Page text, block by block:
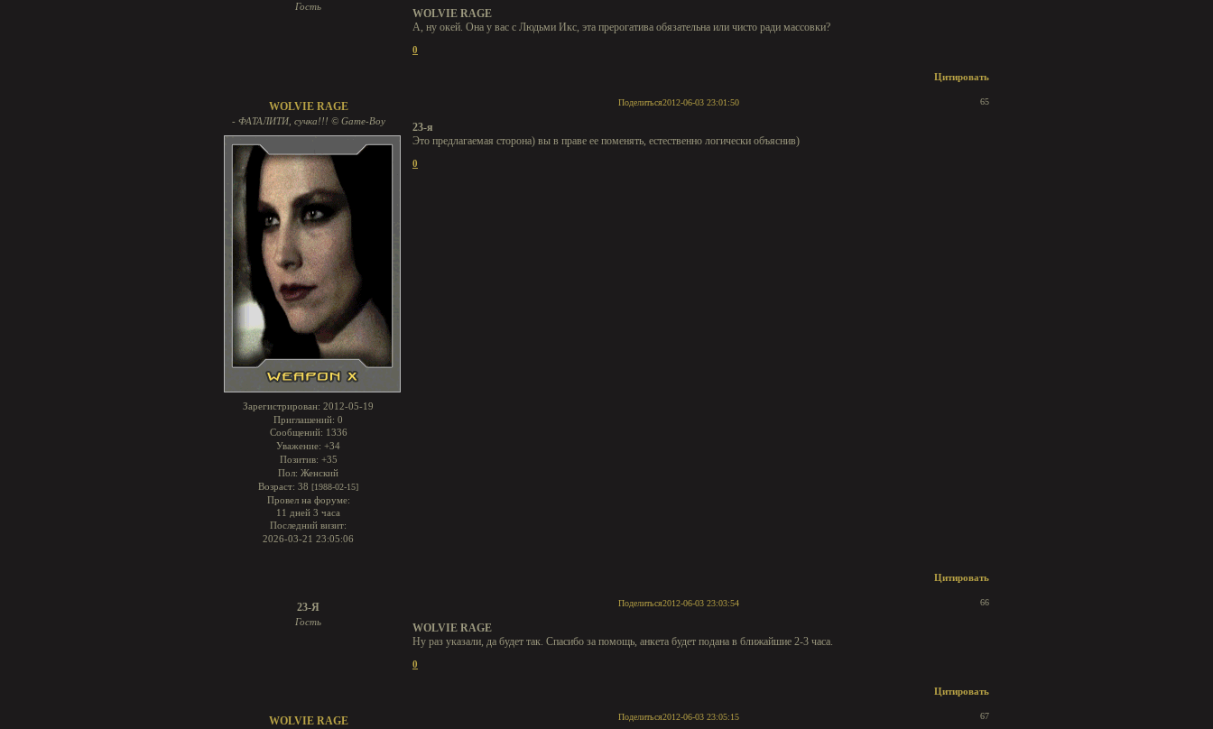
Гость
WOLVIE RAGE
А, ну окей. Она у вас с Людьми Икс, эта прерогатива обязательна или чисто ради массовки?
0
Цитировать
Поделиться 65
2012-06-03 23:01:50
WOLVIE RAGE
- ФАТАЛИТИ, сучка!!! © Game-Boy
Зарегистрирован: 2012-05-19
Приглашений: 0
Сообщений: 1336
Уважение: +34
Позитив: +35
Пол: Женский
Возраст: 38 [1988-02-15]
Провел на форуме:
11 дней 3 часа
Последний визит:
2026-03-21 23:05:06
23-я
Это предлагаемая сторона) вы в праве ее поменять, естественно логически объяснив)
0
Цитировать
Поделиться 66
2012-06-03 23:03:54
23-Я
Гость
WOLVIE RAGE
Ну раз указали, да будет так. Спасибо за помощь, анкета будет подана в ближайшие 2-3 часа.
0
Цитировать
Поделиться 67
2012-06-03 23:05:15
WOLVIE RAGE